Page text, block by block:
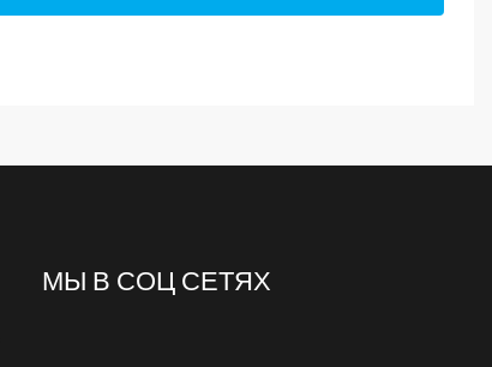
МЫ В СОЦ СЕТЯХ